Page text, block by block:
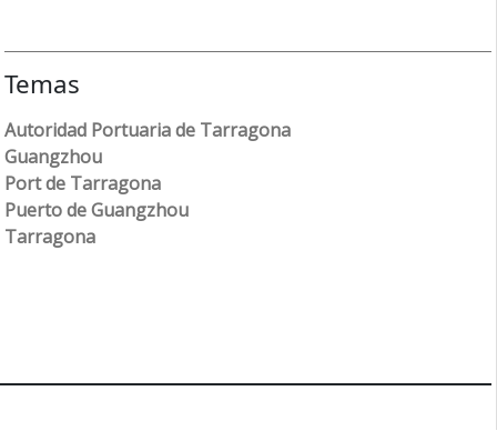
Temas
Autoridad Portuaria de Tarragona
Guangzhou
Port de Tarragona
Puerto de Guangzhou
Tarragona